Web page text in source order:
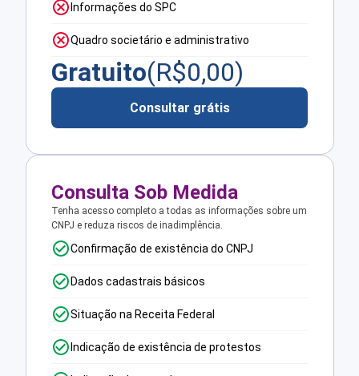
Informações do SPC
Quadro societário e administrativo
Gratuito(R$0,00)
Consultar grátis
Consulta Sob Medida
Tenha acesso completo a todas as informações sobre um
CNPJ e reduza riscos de inadimplência.
Confirmação de existência do CNPJ
Dados cadastrais básicos
Situação na Receita Federal
Indicação de existência de protestos